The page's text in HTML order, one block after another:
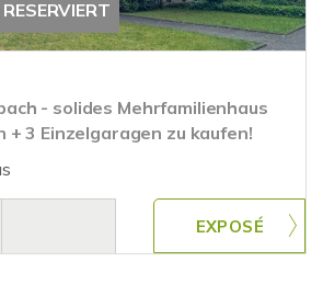
RESERVIERT
- solides Mehrfamilienhaus
+ 3 Einzelgaragen zu kaufen!